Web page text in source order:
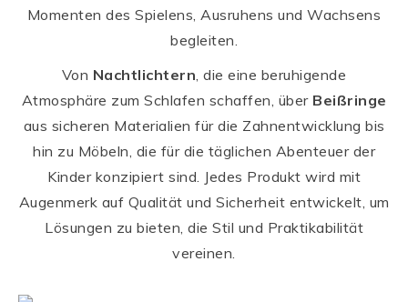
Momenten des Spielens, Ausruhens und Wachsens
begleiten.
Von Nachtlichtern, die eine beruhigende
Atmosphäre zum Schlafen schaffen, über Beißringe
aus sicheren Materialien für die Zahnentwicklung bis
hin zu Möbeln, die für die täglichen Abenteuer der
Kinder konzipiert sind. Jedes Produkt wird mit
Augenmerk auf Qualität und Sicherheit entwickelt, um
Lösungen zu bieten, die Stil und Praktikabilität
vereinen.